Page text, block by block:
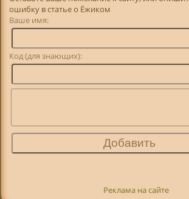
ошибку в статье о Ёжиком
Ваше имя:
Код (для знающих):
Реклама на сайте